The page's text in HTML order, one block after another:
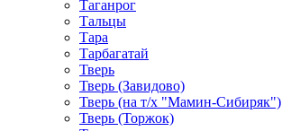
Таганрог
Тальцы
Тара
Тарбагатай
Тверь
Тверь (Завидово)
Тверь (на т/х "Мамин-Сибиряк")
Тверь (Торжок)